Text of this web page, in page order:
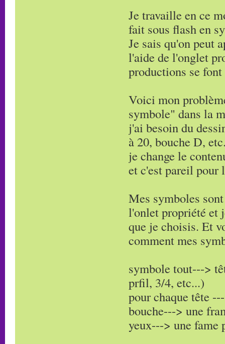
Je travaille en ce
fait sous flash en
Je sais qu'on peut
l'aide de l'onglet
productions se
Voici mon
symbole" dans la
j'ai besoin du
à 20, bouche D,
je change le
et c'est pareil pour
Mes symboles
l'onlet propriété et
que je choisis. Et
comment mes
symbole tout--->
prfil, 3/4, etc...)
pour chaque tête
bouche---> une
yeux---> une fame